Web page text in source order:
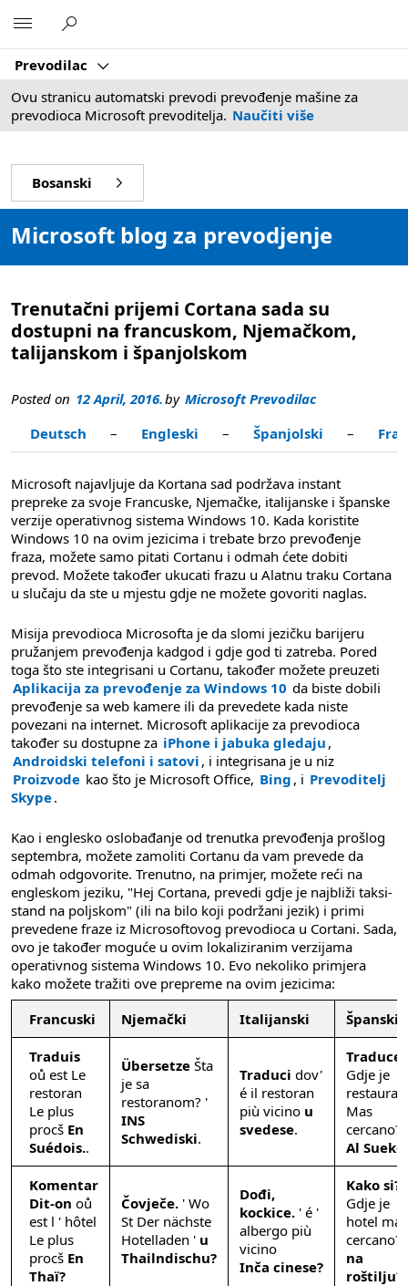
Prevodilac
Ovu stranicu automatski prevodi prevođenje mašine za
prevodioca Microsoft prevoditelja. Naučiti više
Bosanski
Microsoft blog za prevodjenje
Trenutačni prijemi Cortana sada su
dostupni na francuskom, Njemačkom,
talijanskom i španjolskom
Posted on 12 April, 2016.by Microsoft Prevodilac
Deutsch
– Engleski – Španjolski –
Microsoft najavljuje da Kortana sad podržava instant
prepreke za svoje Francuske, Njemačke, italijanske i španske
verzije operativnog sistema Windows 10. Kada koristite
Windows 10 na ovim jezicima i trebate brzo prevođenje
fraza, možete samo pitati Cortanu i odmah ćete dobiti
prevod. Možete također ukucati frazu u Alatnu traku Cortana
u slučaju da ste u mjestu gdje ne možete govoriti naglas.
Misija prevodioca Microsofta je da slomi jezičku barijeru
pružanjem prevođenja kadgod i gdje god ti zatreba. Pored
toga što ste integrisani u Cortanu, također možete preuzeti
Aplikacija za prevođenje za Windows 10 da biste dobili
prevođenje sa web kamere ili da prevedete kada niste
povezani na internet. Microsoft aplikacije za prevodioca
također su dostupne za iPhone i jabuka gledaju ,
Androidski telefoni i satovi , i integrisana je u niz
Proizvode kao što je Microsoft Office, Bing , i Prevoditelj
Skype.
Kao i englesko oslobađanje od trenutka prevođenja prošlog
septembra, možete zamoliti Cortanu da vam prevede da
odmah odgovorite. Trenutno, na primjer, možete reći na
engleskom jeziku, "Hej Cortana, prevedi gdje je najbliži taksi-
stand na poljskom" (ili na bilo koji podržani jezik) i primi
prevedene fraze iz Microsoftovog prevodioca u Cortani. Sada,
ovo je također moguće u ovim lokaliziranim verzijama
operativnog sistema Windows 10. Evo nekoliko primjera
kako možete tražiti ove prepreme na ovim jezicima:
Francuski
Njemački Italijanski Španski
Traduis
oů est Le
restoran
Le plus
procš En
Suédois..
Übersetze Šta
je sa
restoranom? '
INS
Schwediski.
Traduci dov'
é il restoran
più vicino u
svedese.
Traduce
Gdje je
Mas
cercano?
Al Sueko
Komentar
Dit-on oů
est l ' hôtel
Le plus
procš En
Thaï?
Čovječe. ' Wo
St Der nächste
Hotelladen ' u
Thailndischu?
Dođi,
kockice. ' é '
albergo più
vicino
Inča cinese?
Kako si?
Gdje je
hotel
cercano?
na
roštilju?